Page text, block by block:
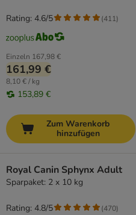
Einzeln 167,98 €
161,99 €
8,10 € / kg
153,89 €
Rating: 4.6/5 (411)
Zum Warenkorb
hinzufügen
Royal Canin Sphynx Adult
Sparpaket: 2 x 10 kg
Rating: 4.8/5 (470)